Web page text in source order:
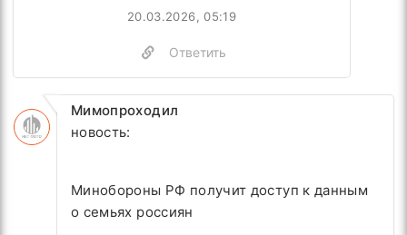
Ответить
20.03.2026, 05:19
Мимопроходил
новость:
Минобороны РФ получит доступ к данным
о семьях россиян